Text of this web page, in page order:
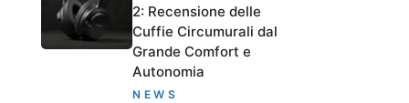
2: Recensione delle
Cuffie Circumurali dal
Grande Comfort e
Autonomia
NEWS